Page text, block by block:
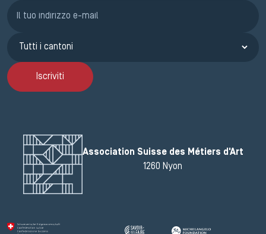
Iscriviti
Association Suisse des Métiers d'Art
1260 Nyon